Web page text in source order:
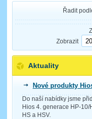
Řadit
Zobrazit
Aktuality
Nové produkty
Do naší nabídky jsme
Hios 4. generace HP-
HS a HSV.